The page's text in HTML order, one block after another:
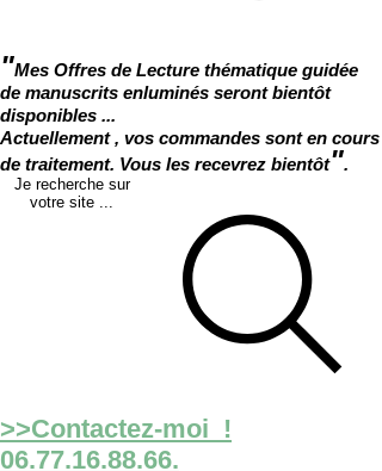
"Mes Offres de Lecture thématique guidée
de manuscrits enluminés seront bientôt
disponibles ...
Actuellement , vos commandes sont en cours
de traitement. Vous les recevrez bientôt".
Je recherche sur
votre site ...
>>Contactez-moi !
06.77.16.88.66.